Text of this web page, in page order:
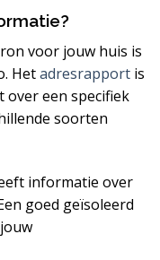
voor jouw huis is
Hetadresrapport is
over een specifiek
soorten
informatie over
goed geïsoleerd